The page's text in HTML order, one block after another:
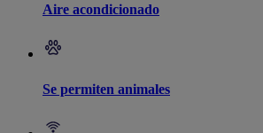
Aire acondicionado
Se permiten animales